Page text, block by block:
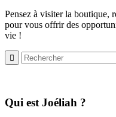
Pensez à visiter la boutique,
pour vous offrir des
vie !
​Qui est Joéliah ?